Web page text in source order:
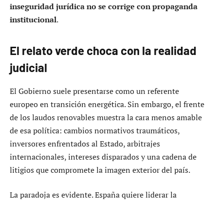
inseguridad jurídica no se corrige con propaganda
institucional.
El relato verde choca con la realidad
judicial
El Gobierno suele presentarse como un referente
europeo en transición energética. Sin embargo, el frente
de los laudos renovables muestra la cara menos amable
de esa política: cambios normativos traumáticos,
inversores enfrentados al Estado, arbitrajes
internacionales, intereses disparados y una cadena de
litigios que compromete la imagen exterior del país.
La paradoja es evidente. España quiere liderar la